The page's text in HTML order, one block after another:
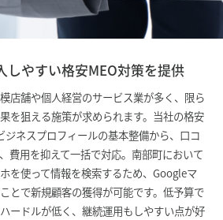
しやすい格安MEO対策を提供
店舗や個人経営のサービス業が多く、限ら
を狙える施策が求められます。当社の格安
ジネスプロフィールの基本整備から、口コ
費用を抑えて一括で対応。南部町において
を使って情報を検索するため、Googleマ
とで新規顧客の獲得が可能です。低予算で
ードルが低く、継続運用もしやすい点が好